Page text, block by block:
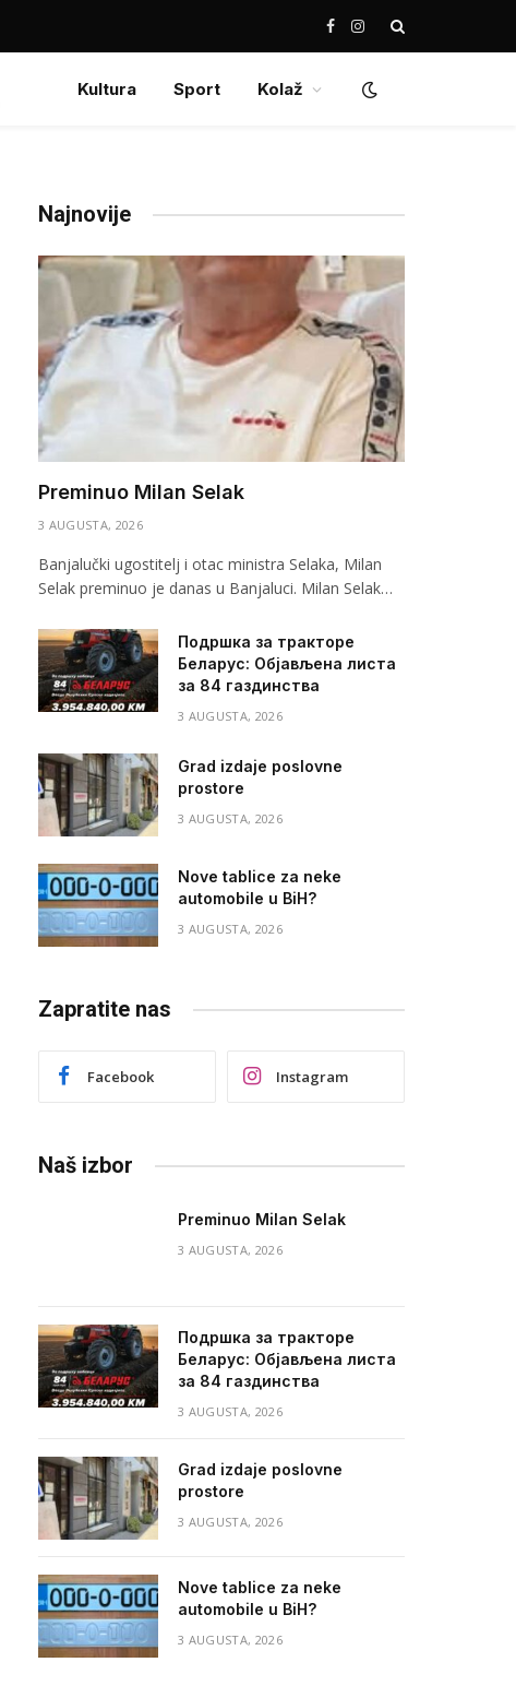
Facebook
Instagram
Kultura Sport Kolaž
Najnovije
Preminuo Milan Selak
3 AUGUSTA, 2026
Banjalučki ugostitelj i otac ministra Selaka, Milan
Selak preminuo je danas u Banjaluci. Milan Selak…
Подршка за тракторе
Беларус: Објављена листа
за 84 газдинства
3 AUGUSTA, 2026
Grad izdaje poslovne
prostore
3 AUGUSTA, 2026
Nove tablice za neke
automobile u BiH?
3 AUGUSTA, 2026
Zapratite nas
Facebook Instagram
Naš izbor
Preminuo Milan Selak
3 AUGUSTA, 2026
Подршка за тракторе
Беларус: Објављена листа
за 84 газдинства
3 AUGUSTA, 2026
Grad izdaje poslovne
prostore
3 AUGUSTA, 2026
Nove tablice za neke
automobile u BiH?
3 AUGUSTA, 2026